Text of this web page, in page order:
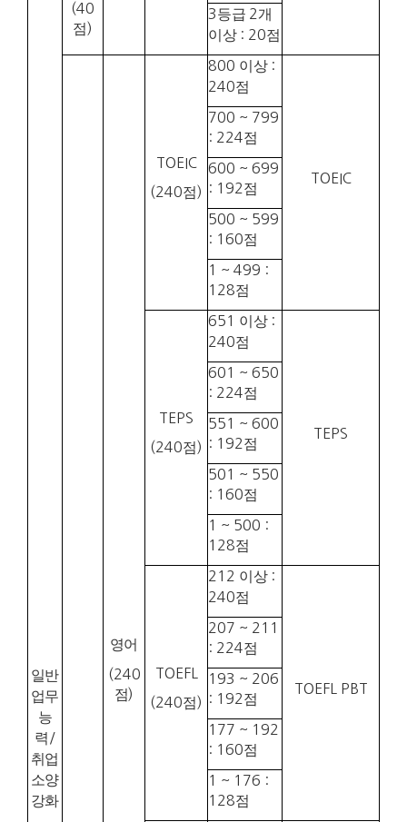
일반
업무
능
력 /
취업
소양
강화
(40
점)
3등급 2개
이상 : 20점
영어
(240
점)
TOEIC
(240점)
800 이상 :
240점
TOEIC
700 ~ 799
: 224점
600 ~ 699
: 192점
500 ~ 599
: 160점
1 ~ 499 :
128점
TEPS
(240점)
651 이상 :
240점
TEPS
601 ~ 650
: 224점
551 ~ 600
: 192점
501 ~ 550
: 160점
1 ~ 500 :
128점
TOEFL
(240점)
212 이상 :
240점
TOEFL PBT
207 ~ 211
: 224점
193 ~ 206
: 192점
177 ~ 192
: 160점
1 ~ 176 :
128점